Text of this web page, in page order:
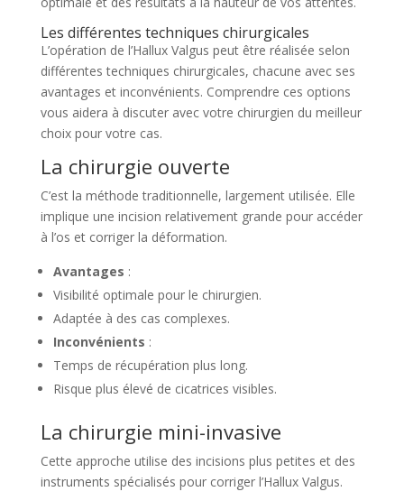
Les différentes techniques chirurgicales
L’opération de l’Hallux Valgus peut être réalisée selon
différentes techniques chirurgicales, chacune avec ses
avantages et inconvénients. Comprendre ces options
vous aidera à discuter avec votre chirurgien du meilleur
choix pour votre cas.
La chirurgie ouverte
C’est la méthode traditionnelle, largement utilisée. Elle
implique une incision relativement grande pour accéder
à l’os et corriger la déformation.
Avantages :
Visibilité optimale pour le chirurgien.
Adaptée à des cas complexes.
Inconvénients :
Temps de récupération plus long.
Risque plus élevé de cicatrices visibles.
La chirurgie mini-invasive
Cette approche utilise des incisions plus petites et des
instruments spécialisés pour corriger l’Hallux Valgus.